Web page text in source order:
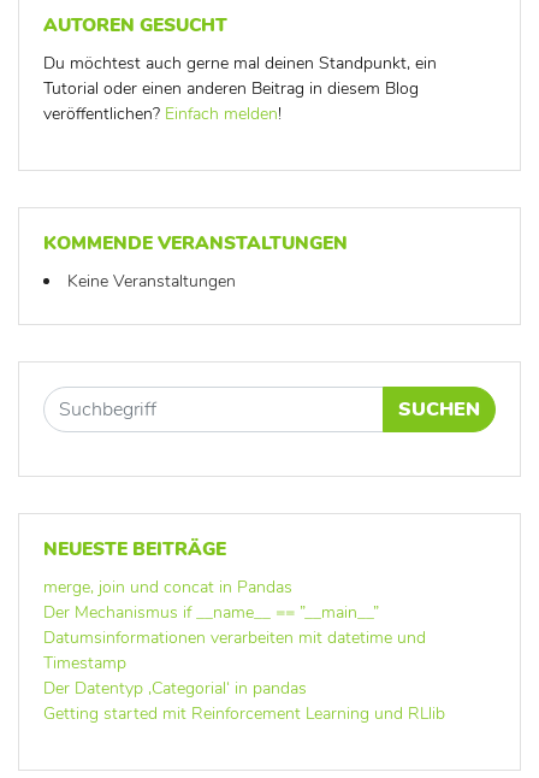
AUTOREN GESUCHT
Du möchtest auch gerne mal deinen Standpunkt, ein
Tutorial oder einen anderen Beitrag in diesem Blog
veröffentlichen? Einfach melden!
KOMMENDE VERANSTALTUNGEN
Keine Veranstaltungen
SUCHEN
NEUESTE BEITRÄGE
merge, join und concat in Pandas
Der Mechanismus if __name__ == ”__main__”
Datumsinformationen verarbeiten mit datetime und
Timestamp
Der Datentyp ‚Categorial‘ in pandas
Getting started mit Reinforcement Learning und RLlib